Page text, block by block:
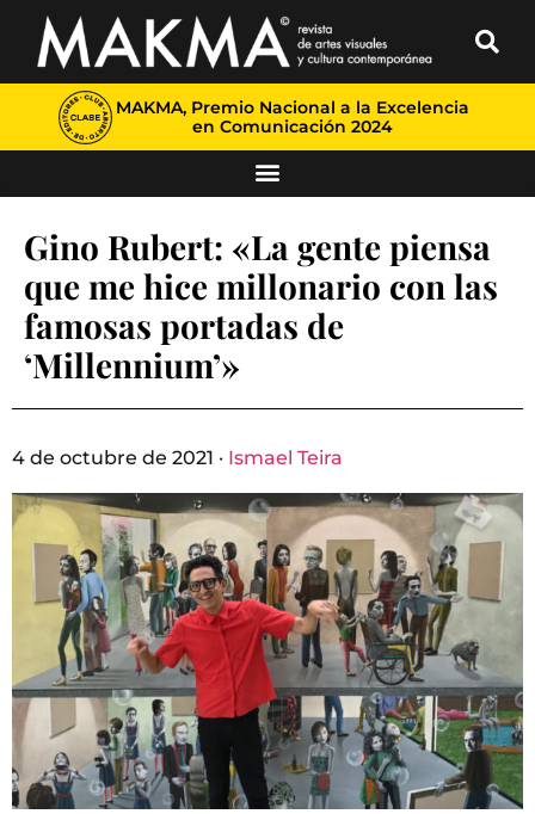
MAKMA, Premio Nacional a la Excelencia
en Comunicación 2024
Gino Rubert: «La gente piensa
que me hice millonario con las
famosas portadas de
‘Millennium’»
4 de octubre de 2021 · Ismael Teira